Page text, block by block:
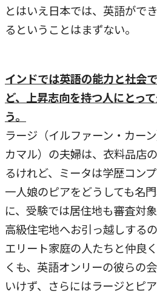
とはいえ日本では、英語がで
るということはまずない。
インドでは英語の能力と社会
ど、上昇志向を持つ人にとっ
う。
ラージ（イルファーン・カー
カマル）の夫婦は、衣料品店
るけれど、ミータは学歴コン
一人娘のピアをどうしても名
に、受験では居住地も審査対
高級住宅地へお引っ越しするの
エリート家庭の人たちと仲良
くも、英語オンリーの彼らの
いけず、さらにはラージとピ